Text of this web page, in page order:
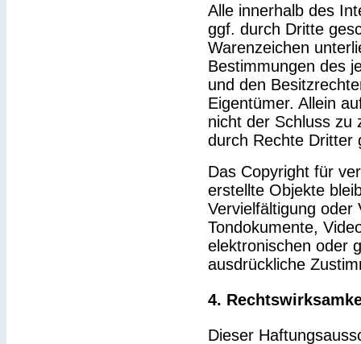
Alle innerhalb des
ggf. durch Dritte
Warenzeichen
Bestimmungen des
und den
Eigentümer. Allein
nicht der Schluss zu
durch Rechte Dritter
Das Copyright für
erstellte Objekte
Vervielfältigung oder
Tondokumente,
elektronischen oder
ausdrückliche
4.
Dieser